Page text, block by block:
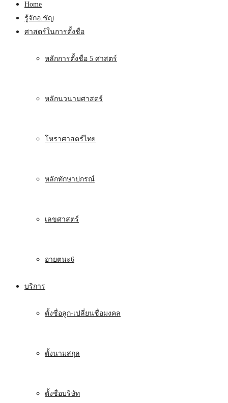
Home
รู้จักอ.ชัญ
ศาสตร์ในการตั้งชื่อ
หลักการตั้งชื่อ 5 ศาสตร์
หลักนวนามศาสตร์
โหราศาสตร์ไทย
หลักทักษาปกรณ์
เลขศาสตร์
อายตนะ6
บริการ
ตั้งชื่อลูก-เปลี่ยนชื่อมงคล
ตั้งนามสกุล
ตั้งชื่อบริษัท